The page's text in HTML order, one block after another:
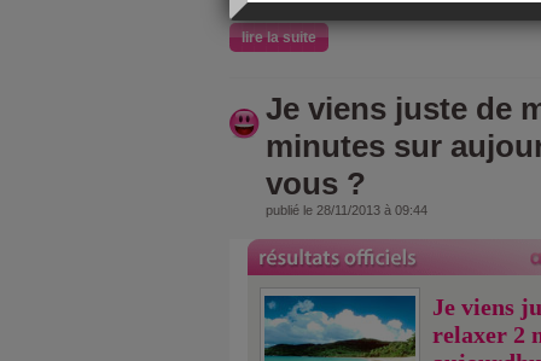
lire la suite
Je viens juste de
minutes sur
vous ?
publié le 28/11/2013 à 09:44
Je viens
relaxer 2